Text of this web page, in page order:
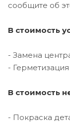
сообщите об
В стоимость
- Замена
-
В стоимость
- Покраска